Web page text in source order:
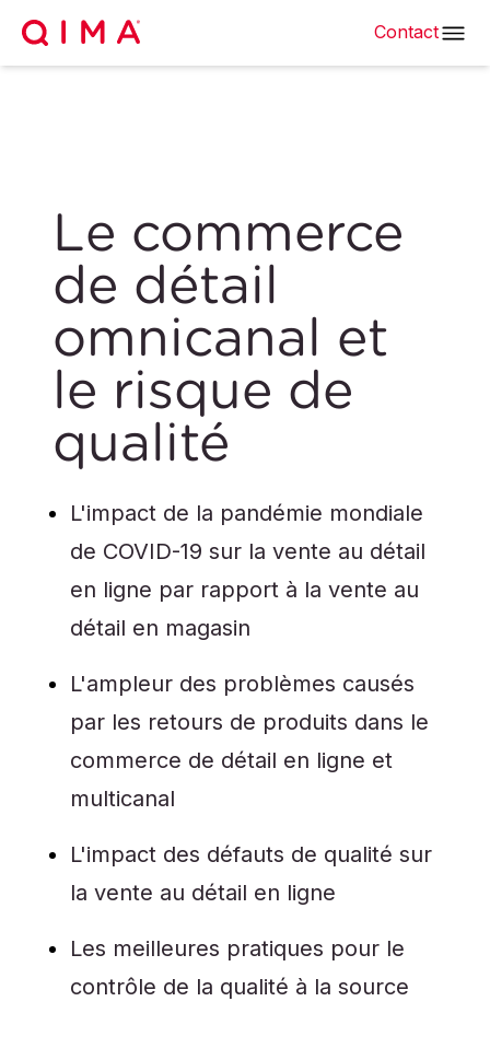
Contact
Le commerce
de détail
omnicanal et
le risque de
qualité
L'impact de la pandémie mondiale
de COVID-19 sur la vente au détail
en ligne par rapport à la vente au
détail en magasin
L'ampleur des problèmes causés
par les retours de produits dans le
commerce de détail en ligne et
multicanal
L'impact des défauts de qualité sur
la vente au détail en ligne
Les meilleures pratiques pour le
contrôle de la qualité à la source